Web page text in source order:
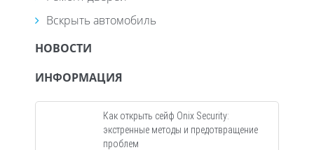
Вскрыть автомобиль
НОВОСТИ
ИНФОРМАЦИЯ
Как открыть сейф Onix Security:
экстренные методы и предотвращение
проблем